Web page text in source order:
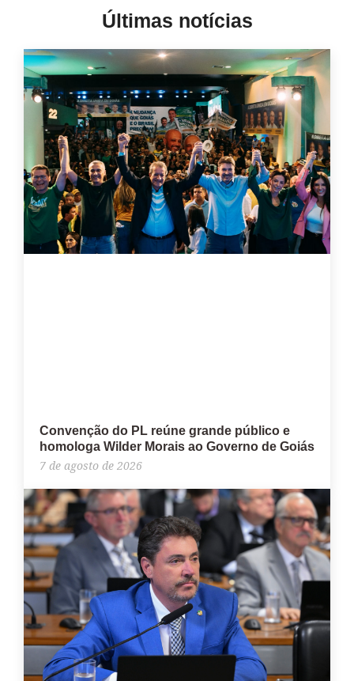
Últimas notícias
Convenção do PL reúne grande público e
homologa Wilder Morais ao Governo de Goiás
7 de agosto de 2026